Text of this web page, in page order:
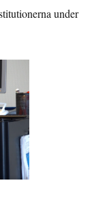
under